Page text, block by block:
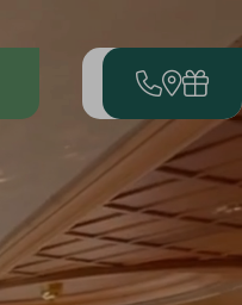
ÖFFNET
DAS
HAUPTMENÜ
MENÜ